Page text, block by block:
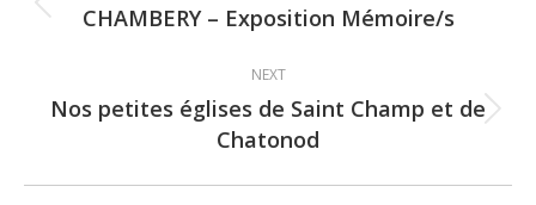
navigation
Previous
CHAMBERY – Exposition Mémoire/s
NEXT
Next
post:
Nos petites églises de Saint Champ et de
Chatonod